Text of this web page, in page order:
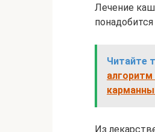
Лечение
Читайте
алгоритм
Из